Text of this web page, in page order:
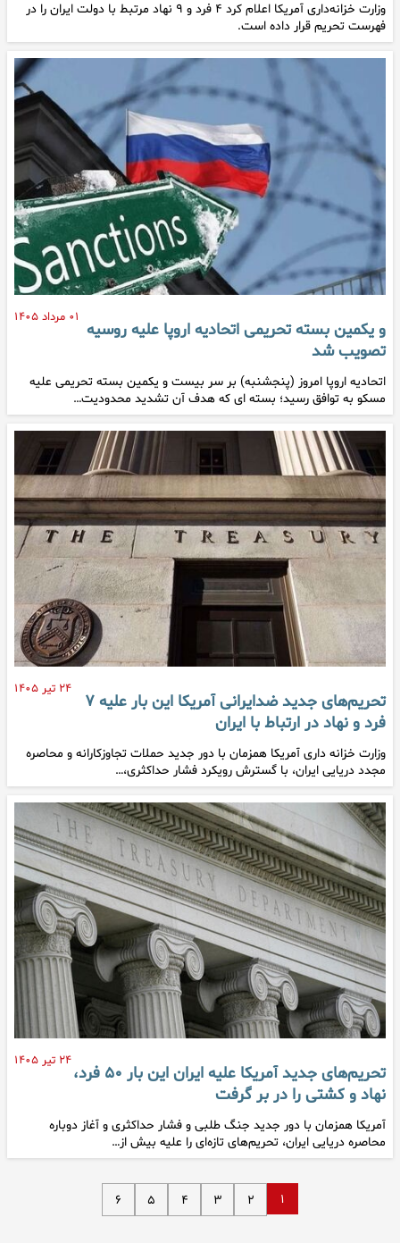
وزارت خزانه‌داری آمریکا اعلام کرد ۴ فرد و ۹ نهاد مرتبط با دولت ایران را در
فهرست تحریم قرار داده است.
۰۱ مرداد ۱۴۰۵
و یکمین بسته تحریمی اتحادیه اروپا علیه روسیه
تصویب شد
اتحادیه اروپا امروز (پنجشنبه) بر سر بیست و یکمین بسته تحریمی علیه
مسکو به توافق رسید؛ بسته ای که هدف آن تشدید محدودیت…
۲۴ تیر ۱۴۰۵
تحریم‌های جدید ضدایرانی آمریکا این بار علیه ۷
فرد و نهاد در ارتباط با ایران
وزارت خزانه داری آمریکا همزمان با دور جدید حملات تجاوزکارانه و محاصره
مجدد دریایی ایران، با گسترش رویکرد فشار حداکثری،…
۲۴ تیر ۱۴۰۵
تحریم‌های جدید آمریکا علیه ایران این بار ۵۰ فرد،
نهاد و کشتی را در بر گرفت
آمریکا همزمان با دور جدید جنگ طلبی و فشار حداکثری و آغاز دوباره
محاصره دریایی ایران، تحریم‌های تازه‌ای را علیه بیش از…
۱ ۲ ۳ ۴ ۵ ۶